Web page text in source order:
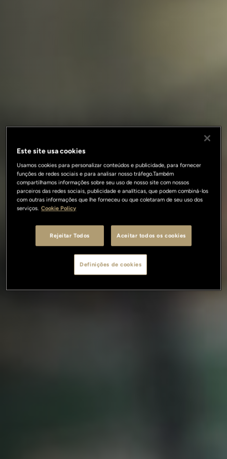
Este site usa cookies
Usamos cookies para personalizar conteúdos e publicidade, para fornecer
funções de redes sociais e para analisar nosso tráfego.Também
compartilhamos informações sobre seu uso de nosso site com nossos
parceiros das redes sociais, publicidade e analíticas, que podem combiná-los
com outras informações que lhe forneceu ou que coletaram de seu uso dos
serviços. Cookie Policy
Rejeitar Todos Aceitar todos os cookies
Definições de cookies